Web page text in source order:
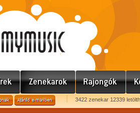
3422 zenekar 12339